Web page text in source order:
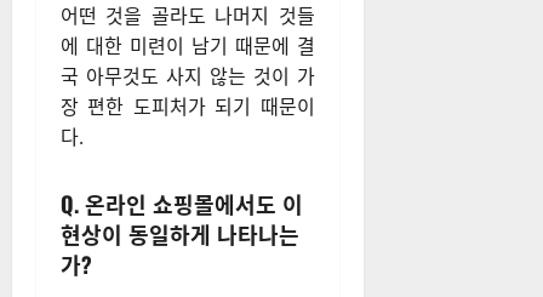
어떤 것을 골라도 나머지 것들
에 대한 미련이 남기 때문에 결
국 아무것도 사지 않는 것이 가
장 편한 도피처가 되기 때문이
다.
Q. 온라인 쇼핑몰에서도 이
현상이 동일하게 나타나는
가?